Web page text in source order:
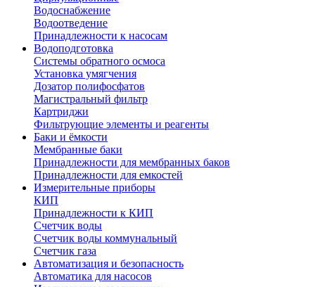
Водоснабжение
Водоотведение
Принадлежности к насосам
Водоподготовка
Системы обратного осмоса
Установка умягчения
Дозатор полифосфатов
Магистральный фильтр
Картриджи
Фильтрующие элементы и реагенты
Баки и ёмкости
Мембранные баки
Принадлежности для мембранных баков
Принадлежности для емкостей
Измерительные приборы
КИП
Принадлежности к КИП
Счетчик воды
Счетчик воды коммунальный
Счетчик газа
Автоматизация и безопасность
Автоматика для насосов